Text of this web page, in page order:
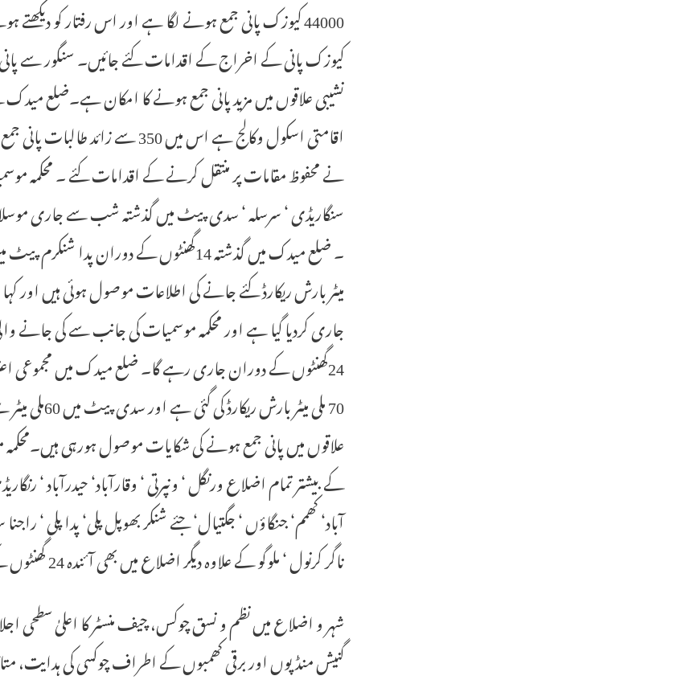
کیوزک پانی کے اخراج کے اقدامات کئے جائیں۔ سنگور سے
نشیبی علاقوں میں مزید پانی جمع ہونے کا امکان ہے۔ضلع
اقامتی اسکول وکالج ہے اس
نے محفوظ مقامات پر منتقل کرنے کے اقدامات کئے ۔ محکمہ
سنگاریڈی ‘ سرسلہ ‘ سدی پیٹ میں گذشتہ شب سے جاری
جاری کردیا گیا ہے اور محکمہ موسمیات کی جانب سے کی جانے
70 ملی میٹر
علاقوں میں پانی جمع ہونے کی شکایات موصول ہورہی
کے بیشتر تمام اضلاع ورنگل ‘ ونپرتی ‘ وقارآباد‘ حیدرآباد ‘
آباد‘ کھمم‘ جنگاؤں ‘ جگتیال‘ جئے شنکر بھوپل پلی‘ پدا پلی ‘
ناگر کرنول ‘ ملوگو کے علاوہ دیگر اضلاع میں بھی آئندہ 24 گھنٹوں کے دوران موسلادھار بارش ریکارڈ کئے جانے کا امکان ہے۔
شہر و اضلاع میں نظم و نسق چوکس، چیف منسٹر کا اعلیٰ سطحی
گنیش منڈپوں اور برقی کھمبوں کے اطراف چوکسی کی ہدایت،